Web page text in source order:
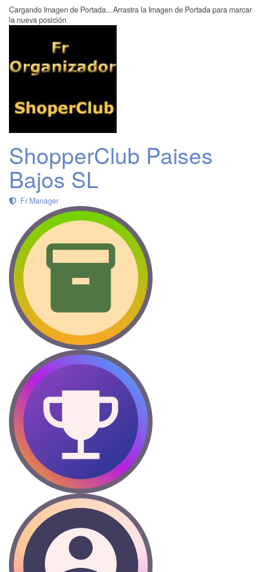
Cargando Imagen de Portada... Arrastra la Imagen de Portada para marcar
la nueva posición
ShopperClub Paises
Bajos SL
Fr Manager